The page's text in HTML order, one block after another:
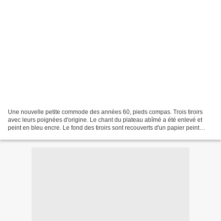
Une nouvelle petite commode des années 60, pieds compas. Trois tiroirs
avec leurs poignées d'origine. Le chant du plateau abîmé a été enlevé et
peint en bleu encre. Le fond des tiroirs sont recouverts d'un papier peint